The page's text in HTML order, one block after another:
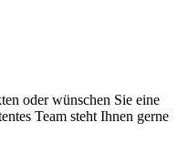
oder wünschen Sie eine
Team steht Ihnen gerne